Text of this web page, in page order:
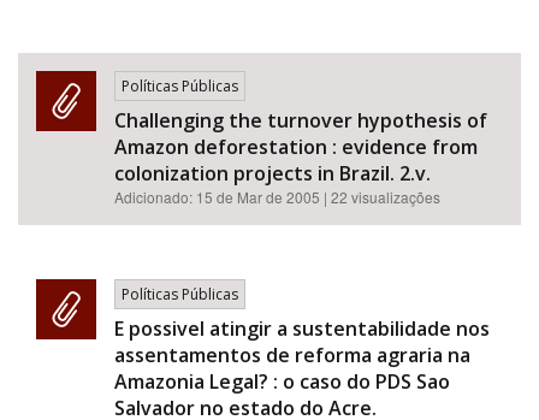
Políticas Públicas
Challenging the turnover hypothesis of
Amazon deforestation : evidence from
colonization projects in Brazil. 2.v.
Adicionado: 15 de Mar de 2005 | 22 visualizações
Políticas Públicas
E possivel atingir a sustentabilidade nos
assentamentos de reforma agraria na
Amazonia Legal? : o caso do PDS Sao
Salvador no estado do Acre.